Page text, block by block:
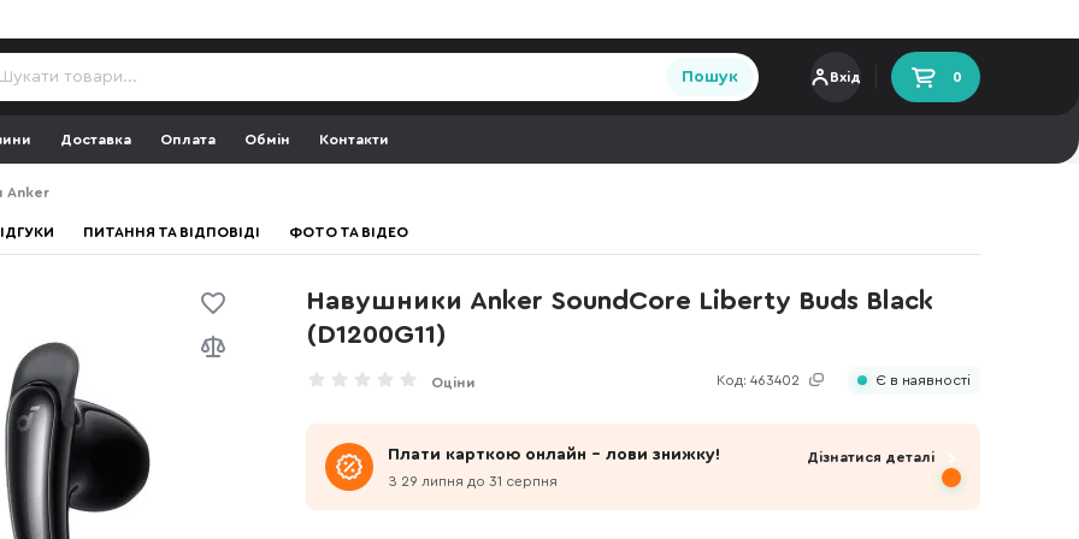
Пошук Вхід 0
Доставка Оплата Обмін Контакти
Anker
ПИТАННЯ ТА ВІДПОВІДІ ФОТО ТА ВІДЕО
Навушники Anker SoundCore Liberty Buds Black
(D1200G11)
Код: 463402
Оціни Є в наявності
Плати карткою онлайн - лови знижку!
З 29 липня до 31 серпня
Дізнатися деталі